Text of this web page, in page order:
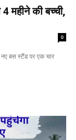
महीने की बच्ची,
0
नए बस स्टैंड पर एक चार